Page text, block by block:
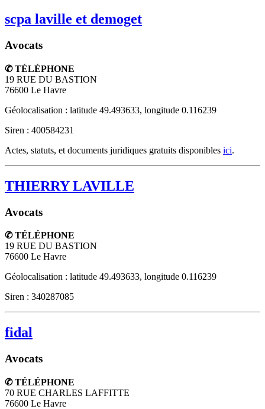
scpa laville et demoget
Avocats
✆ TÉLÉPHONE
19 RUE DU BASTION
76600 Le Havre
Géolocalisation : latitude 49.493633, longitude 0.116239
Siren : 400584231
Actes, statuts, et documents juridiques gratuits disponibles ici.
THIERRY LAVILLE
Avocats
✆ TÉLÉPHONE
19 RUE DU BASTION
76600 Le Havre
Géolocalisation : latitude 49.493633, longitude 0.116239
Siren : 340287085
fidal
Avocats
✆ TÉLÉPHONE
70 RUE CHARLES LAFFITTE
76600 Le Havre